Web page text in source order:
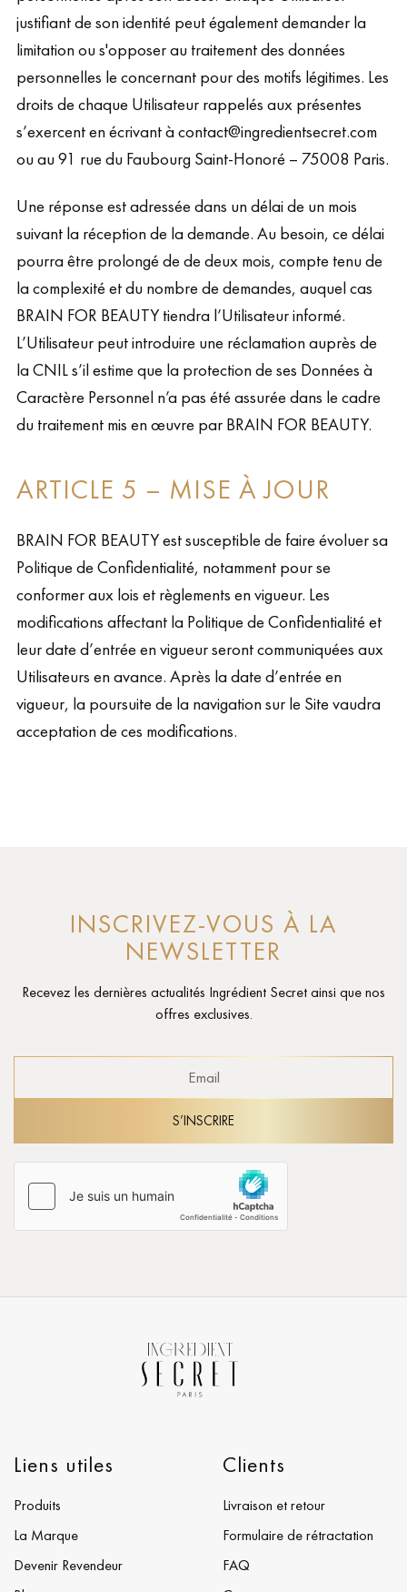
justifiant de son identité peut également demander la
limitation ou s'opposer au traitement des données
personnelles le concernant pour des motifs légitimes. Les
droits de chaque Utilisateur rappelés aux présentes
s’exercent en écrivant à contact@ingredientsecret.com
ou au 91 rue du Faubourg Saint-Honoré – 75008 Paris.
Une réponse est adressée dans un délai de un mois
suivant la réception de la demande. Au besoin, ce délai
pourra être prolongé de de deux mois, compte tenu de
la complexité et du nombre de demandes, auquel cas
BRAIN FOR BEAUTY tiendra l’Utilisateur informé.
L’Utilisateur peut introduire une réclamation auprès de
la CNIL s’il estime que la protection de ses Données à
Caractère Personnel n’a pas été assurée dans le cadre
du traitement mis en œuvre par BRAIN FOR BEAUTY.
ARTICLE 5 – MISE À JOUR
BRAIN FOR BEAUTY est susceptible de faire évoluer sa
Politique de Confidentialité, notamment pour se
conformer aux lois et règlements en vigueur. Les
modifications affectant la Politique de Confidentialité et
leur date d’entrée en vigueur seront communiquées aux
Utilisateurs en avance. Après la date d’entrée en
vigueur, la poursuite de la navigation sur le Site vaudra
acceptation de ces modifications.
INSCRIVEZ-VOUS À LA
NEWSLETTER
Recevez les dernières actualités Ingrédient Secret ainsi que nos
offres exclusives.
S’INSCRIRE
Liens utiles
Produits
La Marque
Devenir Revendeur
Clients
Livraison et retour
Formulaire de rétractation
FAQ